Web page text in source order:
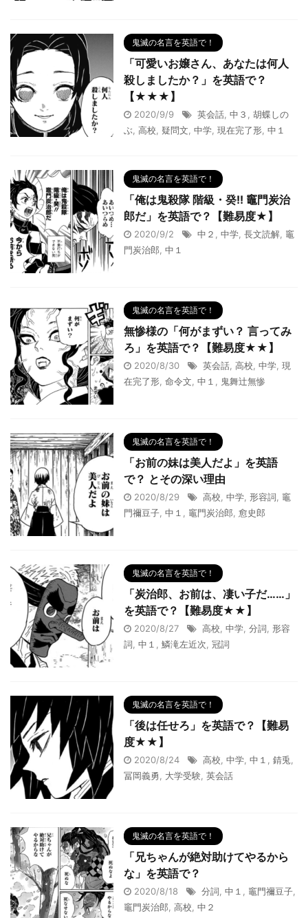
鬼滅の名言を英語で！
「可愛いお嬢さん、あなたは何人
殺しましたか？」を英語で？
【★★★】
2020/9/9 英会話 中３
胡蝶しの
ぶ 高校 疑問文 中学 現在完了形 中１
鬼滅の名言を英語で！
「俺は鬼殺隊 階級・癸!! 竈門炭治
郎だ」を英語で？【難易度★】
2020/9/2 中２ 中学 長文読解 竈
門炭治郎 中１
鬼滅の名言を英語で！
無惨様の「何がまずい？ 言ってみ
ろ」を英語で？【難易度★★】
2020/8/30 英会話 高校 中学 現
在完了形 命令文 中１ 鬼舞辻無惨
鬼滅の名言を英語で！
「お前の妹は美人だよ」を英語
で？ とその深い理由
2020/8/29 高校 中学 形容詞
竈
門禰豆子 中１ 竈門炭治郎 愈史郎
鬼滅の名言を英語で！
「炭治郎、お前は、凄い子だ……」
を英語で？【難易度★★】
2020/8/27 高校 中学 分詞 形容
詞 中１ 鱗滝左近次 冠詞
鬼滅の名言を英語で！
「後は任せろ」を英語で？【難易
度★★】
2020/8/24 高校 中学 中１ 錆兎
冨岡義勇
大学受験 英会話
鬼滅の名言を英語で！
「兄ちゃんが絶対助けてやるから
な」を英語で？
2020/8/18 分詞 中１ 竈門禰豆子
竈門炭治郎 高校 中２